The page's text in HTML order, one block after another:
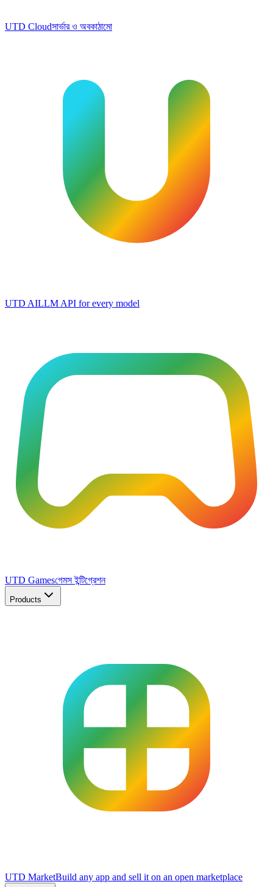
UTD Cloudসার্ভার ও অবকাঠামো
UTD AILLM API for every model
UTD Gamesগেমস ইন্টিগ্রেশন
Products
UTD MarketBuild any app and sell it on an open marketplace